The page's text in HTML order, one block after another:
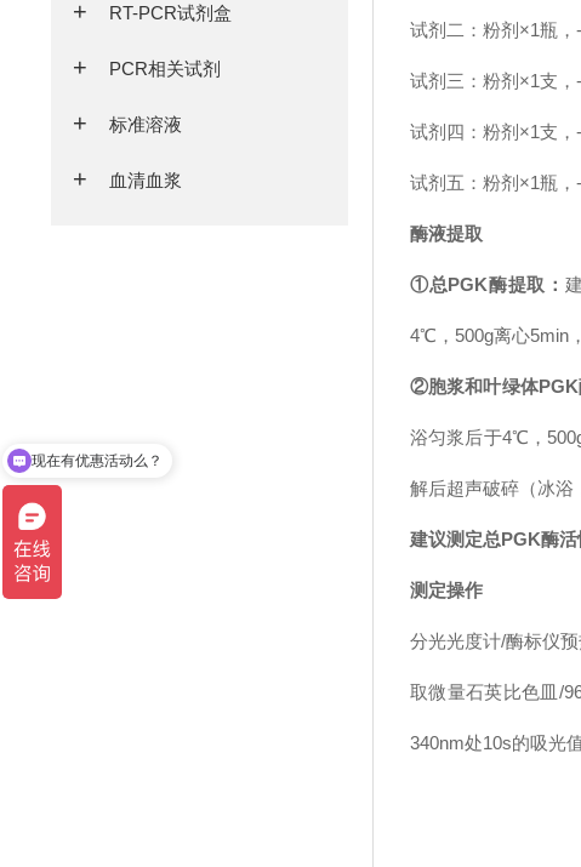
RT-PCR试剂盒
PCR相关试剂
标准溶液
血清血浆
试剂二：粉剂×1瓶
试剂三：粉剂×1支
试剂四：粉剂×1支
试剂五：粉剂×1瓶
酶液提取
①总PGK酶提取：
4℃，500g离心5min
②胞浆和叶绿体PGK
浴匀浆后于4℃，
解后超声破碎（冰浴
建议测定总PGK酶
测定操作
分光光度计/酶标仪
取微量石英比色皿/
340nm处10s的吸光
现在有优惠活动么？